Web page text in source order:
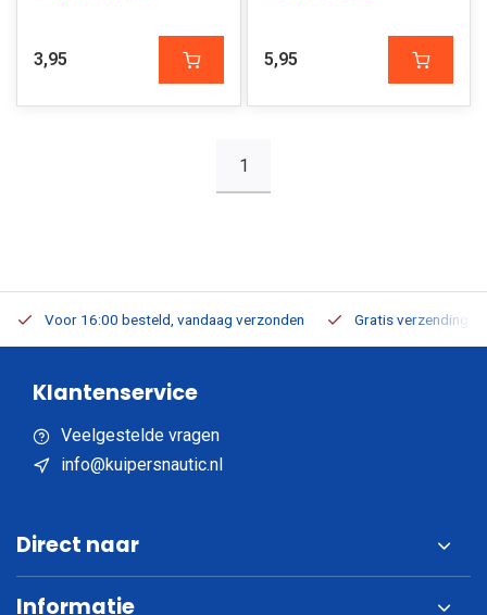
3,95 5,95
1
Voor 16:00 besteld, vandaag verzonden Gratis verzending
Klantenservice
Veelgestelde vragen
info@kuipersnautic.nl
Direct naar
Informatie